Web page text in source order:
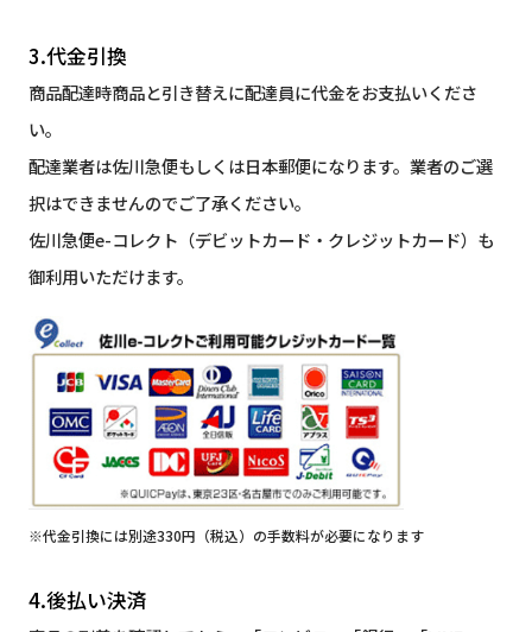
3.代金引換
商品配達時商品と引き替えに配達員に代金をお支払いくださ
い。
配達業者は佐川急便もしくは日本郵便になります。業者のご選
択はできませんのでご了承ください。
佐川急便e-コレクト（デビットカード・クレジットカード）も
御利用いただけます。
※代金引換には別途330円（税込）の手数料が必要になります
4.後払い決済